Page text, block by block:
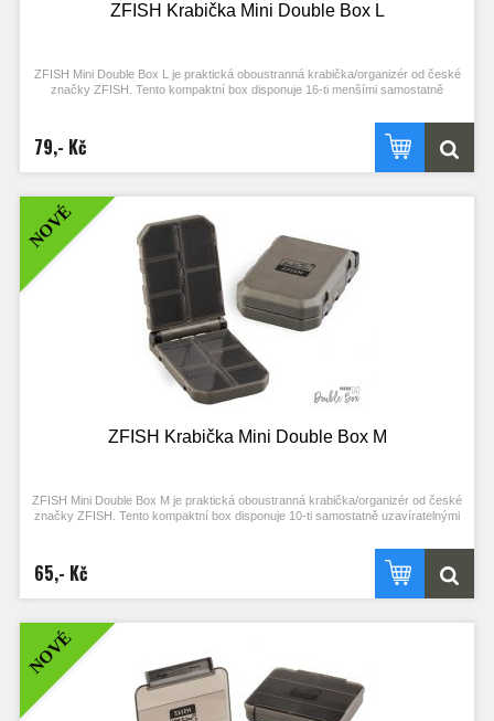
ZFISH Krabička Mini Double Box L
ZFISH Mini Double Box L je praktická oboustranná krabička/organizér od české
značky ZFISH. Tento kompaktní box disponuje 16-ti menšími samostatně
pro co sáhnout. Bezpečné uzavírání, nebo nechtěné otevření zajišťují velice
pevné panty. Jednoduchý a čistý design se zkosenými a oblými hranami nejen
skvěle vypadá, ale díky oblým tvarům je i samotná manipulace mnohem
například vhodný na nejdrobnější bižuterii a příslušenství, které potřebujete mít
vždy po ruce, ideálně někde v kapse.
Kvalitní, kompaktní, oboustranný tackle box/organizér
16 samostatně uzavíratelných přihrádek s čirými krytem
Bezpečné uzavírání, nebo nechtěné otevření zajišťují velice pevné
Moderní a čistý design v kombinaci s kvalitními materiály a komponenty
v temně olivově zeleném provedení
Celkové rozměry: 132 x 97 x 34 mm
79,- Kč
NOVÉ
ZFISH Krabička Mini Double Box M
ZFISH Mini Double Box M je praktická oboustranná krabička/organizér od české
značky ZFISH. Tento kompaktní box disponuje 10-ti samostatně uzavíratelnými
Bezpečné uzavírání, nebo nechtěné otevření zajišťují velice pevné panty.
Jednoduchý a čistý design se zkosenými a oblými hranami nejen skvěle vypadá,
ale díky oblým tvarům je i samotná manipulace mnohem příjemnější. Výborný
nejdrobnější bižuterii a příslušenství, které potřebujete mít vždy po ruce, ideálně
Kvalitní, kompaktní, oboustranný tackle box/organizér
10 samostatně uzavíratelných přihrádek s čirými krytem
Bezpečné uzavírání, nebo nechtěné otevření zajišťují velice pevné
panty
65,- Kč
NOVÉ